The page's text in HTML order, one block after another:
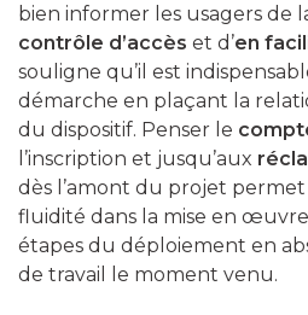
bien informer les usagers de
contrôle d’accès et d’en
souligne qu’il est
démarche en plaçant la
du dispositif. Penser le
l’inscription et jusqu’aux
dès l’amont du projet
fluidité dans la mise en
étapes du déploiement en
de travail le moment venu.